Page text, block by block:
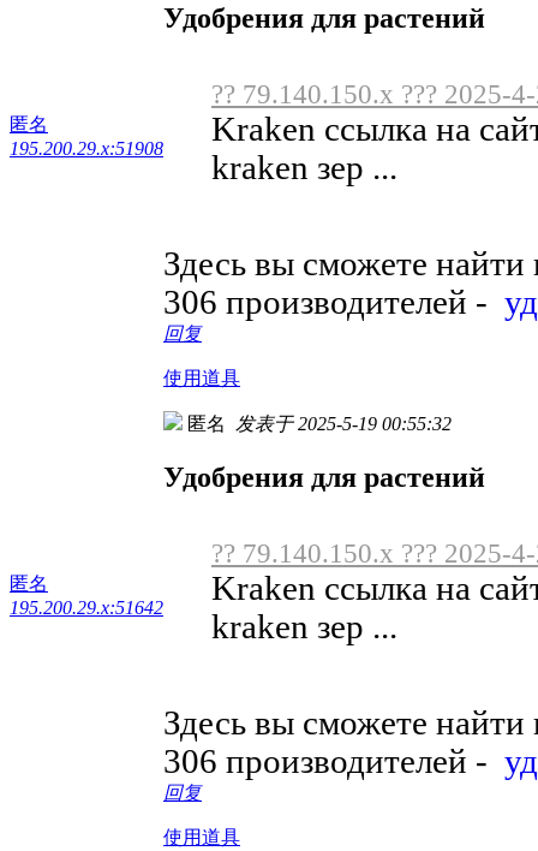
匿名
195.200.29.x:51908
Удобрения для растений
?? 79.140.150.x ??? 2025-
Kraken ссылка на
kraken зер ...
Здесь вы сможете
306 производителей -
回复
使用道具
匿名
195.200.29.x:51642
匿名 发表于 2025-5-19 00:55:32
Удобрения для растений
?? 79.140.150.x ??? 2025-
Kraken ссылка на
kraken зер ...
Здесь вы сможете
306 производителей -
回复
使用道具